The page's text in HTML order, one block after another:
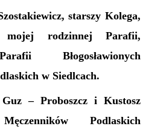
starszy Kolega,
mojej rodzinnej Parafii,
Błogosławionych
w Siedlcach.
– Proboszcz i Kustosz
Podlaskich